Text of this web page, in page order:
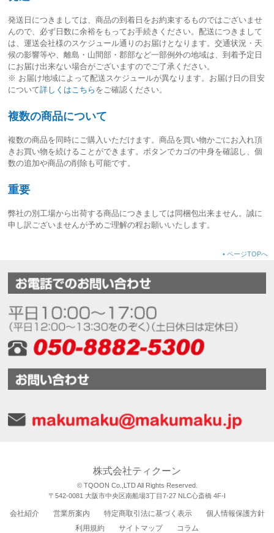
発送日につきましては、商品の到着日をお約束するものではございませ
んので、必ず日数に余裕をもってお手続きください。配送につきまして
は、運送会社様のスケジュール通りのお届けとなります。交通状況・天
候の影響等や、離島・山間部・郡部など一部例外の地域は、到着予定日
にお届け出来ない場合がございますのでご了承ください。
※ お届け地域によって配送スケジュールが異なります。お届け日の目安
について詳しくはこちら をご確認ください。
複数の商品について
複数の商品を同時にご購入いただけます。商品を買い物かごにお入れ頂
きお買い物を続けることができます。ボタンでカゴの中身を確認し、個
数の追加や商品の削除も可能です。
重要
弊社の別工場から出荷する商品につきましては同梱包出来ません。誠に
申し訳ございませんが予めご理解の程お願いいたします。
• ページTOPへ
株式会社ティクーン
© TQOON Co.,LTD All Rights Reserved.
〒542-0081 大阪市中央区南船場3丁目7-27 NLC心斎橋 4F-I
会社紹介 営業所案内 特定商取引法に基づく表示
個人情報保護方針
利用規約
サイトマップ コラム